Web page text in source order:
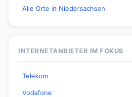
Alle Orte in Niedersachsen
INTERNETANBIETER IM FOKUS
Telekom
Vodafone